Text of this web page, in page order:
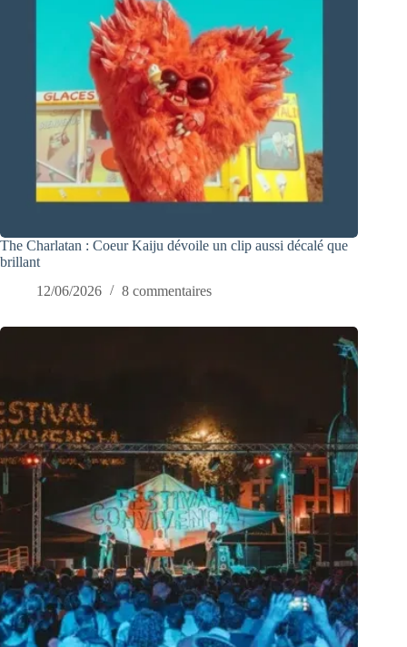
The Charlatan : Coeur Kaiju dévoile un clip aussi décalé que
brillant
12/06/2026
8 commentaires